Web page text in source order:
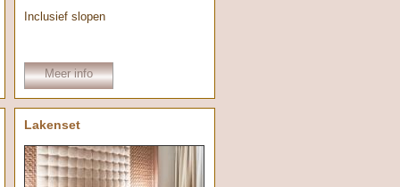
Inclusief slopen
Meer info
Lakenset